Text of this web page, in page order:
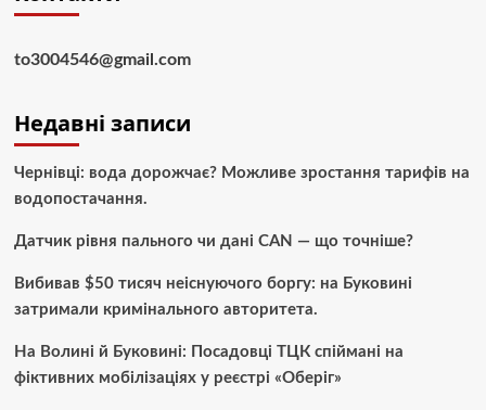
to3004546@gmail.com
Недавні записи
Чернівці: вода дорожчає? Можливе зростання тарифів на
водопостачання.
Датчик рівня пального чи дані CAN — що точніше?
Вибивав $50 тисяч неіснуючого боргу: на Буковині
затримали кримінального авторитета.
На Волині й Буковині: Посадовці ТЦК спіймані на
фіктивних мобілізаціях у реєстрі «Оберіг»